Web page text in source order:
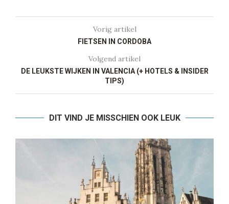
Vorig artikel
FIETSEN IN CORDOBA
Volgend artikel
DE LEUKSTE WIJKEN IN VALENCIA (+ HOTELS & INSIDER
TIPS)
DIT VIND JE MISSCHIEN OOK LEUK